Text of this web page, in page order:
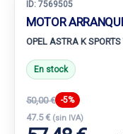
ID: 7569505
MOTOR
OPEL ASTRA K
En stock
50,00 € -5%
47.5 € (sin IVA)